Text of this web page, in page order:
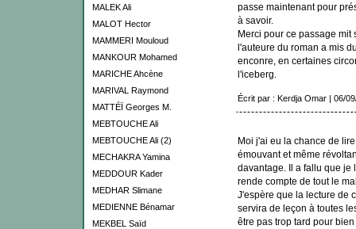
MALEK Ali
MALOT Hector
MAMMERI Mouloud
MANKOUR Mohamed
MARICHE Ahcène
MARIVAL Raymond
MATTÉÏ Georges M.
MEBTOUCHE Ali
MEBTOUCHE Ali (2)
MECHAKRA Yamina
MEDDOUR Kader
MEDHAR Slimane
MEDIENNE Bénamar
MEKBEL Saïd
passe maintenant pour
à savoir.
Merci pour ce passage
l'auteure du roman a mis
enconre, en certaines
l'iceberg.
Écrit par : Kerdja Omar | 06/
Moi j'ai eu la chance de
émouvant et même
davantage. Il a fallu que je
rende compte de tout le
J'espère que la lecture de
servira de leçon à toutes
être pas trop tard pour